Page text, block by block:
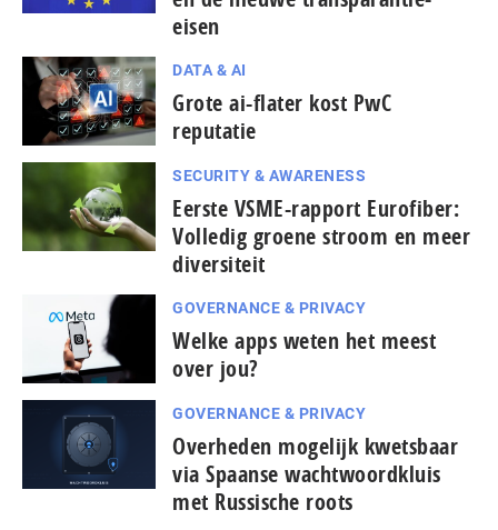
eisen
DATA & AI
Grote ai-flater kost PwC
reputatie
SECURITY & AWARENESS
Eerste VSME-rapport Eurofiber:
Volledig groene stroom en meer
diversiteit
GOVERNANCE & PRIVACY
Welke apps weten het meest
over jou?
GOVERNANCE & PRIVACY
Overheden mogelijk kwetsbaar
via Spaanse wacht­woord­kluis
met Russische roots